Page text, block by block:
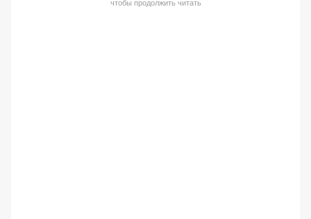
чтобы продолжить читать